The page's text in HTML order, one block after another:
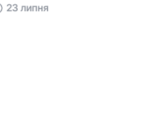
23 липня